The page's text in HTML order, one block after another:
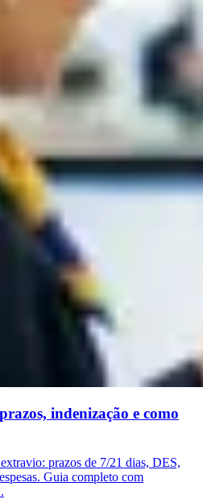
indenização e como
prazos de 7/21 dias, DES,
Guia completo com